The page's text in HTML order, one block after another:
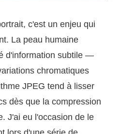
c'est un enjeu qui
La peau humaine
d'information subtile —
chromatiques
JPEG tend à lisser
dès que la compression
J'ai eu l'occasion de le